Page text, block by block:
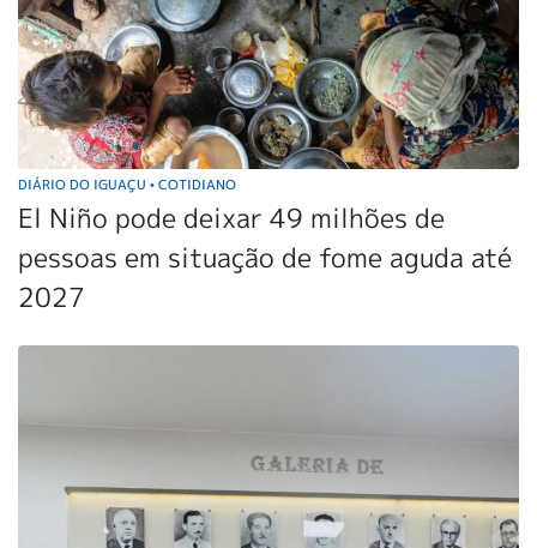
DIÁRIO DO IGUAÇU • COTIDIANO
El Niño pode deixar 49 milhões de
pessoas em situação de fome aguda até
2027